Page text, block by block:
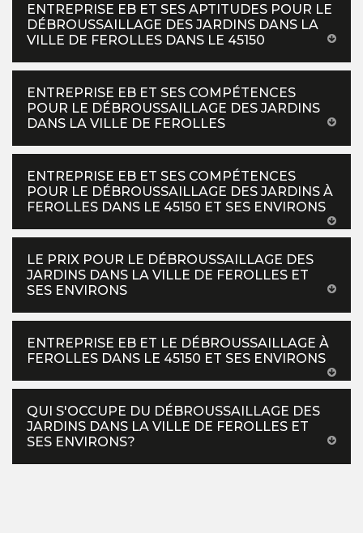
ENTREPRISE EB ET SES APTITUDES POUR LE
DÉBROUSSAILLAGE DES JARDINS DANS LA
VILLE DE FEROLLES DANS LE 45150
ENTREPRISE EB ET SES COMPÉTENCES
POUR LE DÉBROUSSAILLAGE DES JARDINS
DANS LA VILLE DE FEROLLES
ENTREPRISE EB ET SES COMPÉTENCES
POUR LE DÉBROUSSAILLAGE DES JARDINS À
FEROLLES DANS LE 45150 ET SES ENVIRONS
LE PRIX POUR LE DÉBROUSSAILLAGE DES
JARDINS DANS LA VILLE DE FEROLLES ET
SES ENVIRONS
ENTREPRISE EB ET LE DÉBROUSSAILLAGE À
FEROLLES DANS LE 45150 ET SES ENVIRONS
QUI S'OCCUPE DU DÉBROUSSAILLAGE DES
JARDINS DANS LA VILLE DE FEROLLES ET
SES ENVIRONS?